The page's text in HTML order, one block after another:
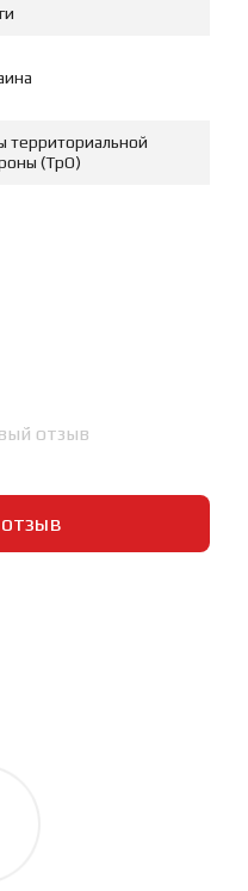
территориальной
(ТрО)
отзыв